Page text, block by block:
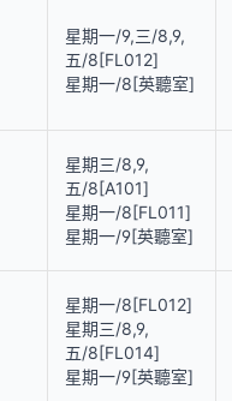
星期一/9,三/8,9,
五/8[FL012]
星期一/8[英聽室]
星期三/8,9,
五/8[A101]
星期一/8[FL011]
星期一/9[英聽室]
星期一/8[FL012]
星期三/8,9,
五/8[FL014]
星期一/9[英聽室]